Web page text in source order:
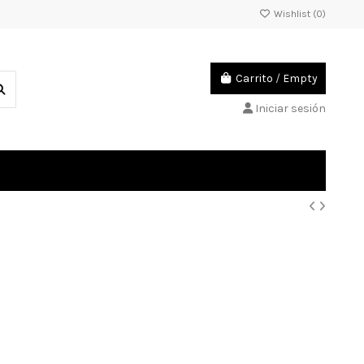
Wishlist (0)
Carrito / Empty
Iniciar sesión